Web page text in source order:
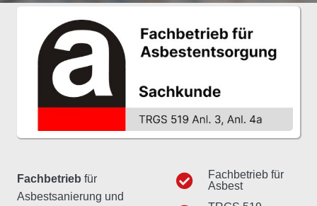
Fachbetrieb für
Asbestsanierung und
Fachbetrieb für
Asbest